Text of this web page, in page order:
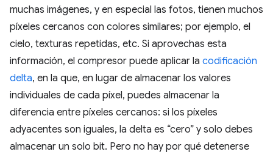
muchas imágenes, y en especial las fotos, tienen muchos
píxeles cercanos con colores similares; por ejemplo, el
cielo, texturas repetidas, etc. Si aprovechas esta
información, el compresor puede aplicar la codificación
delta, en la que, en lugar de almacenar los valores
individuales de cada píxel, puedes almacenar la
diferencia entre píxeles cercanos: si los píxeles
adyacentes son iguales, la delta es “cero” y solo debes
almacenar un solo bit. Pero no hay por qué detenerse